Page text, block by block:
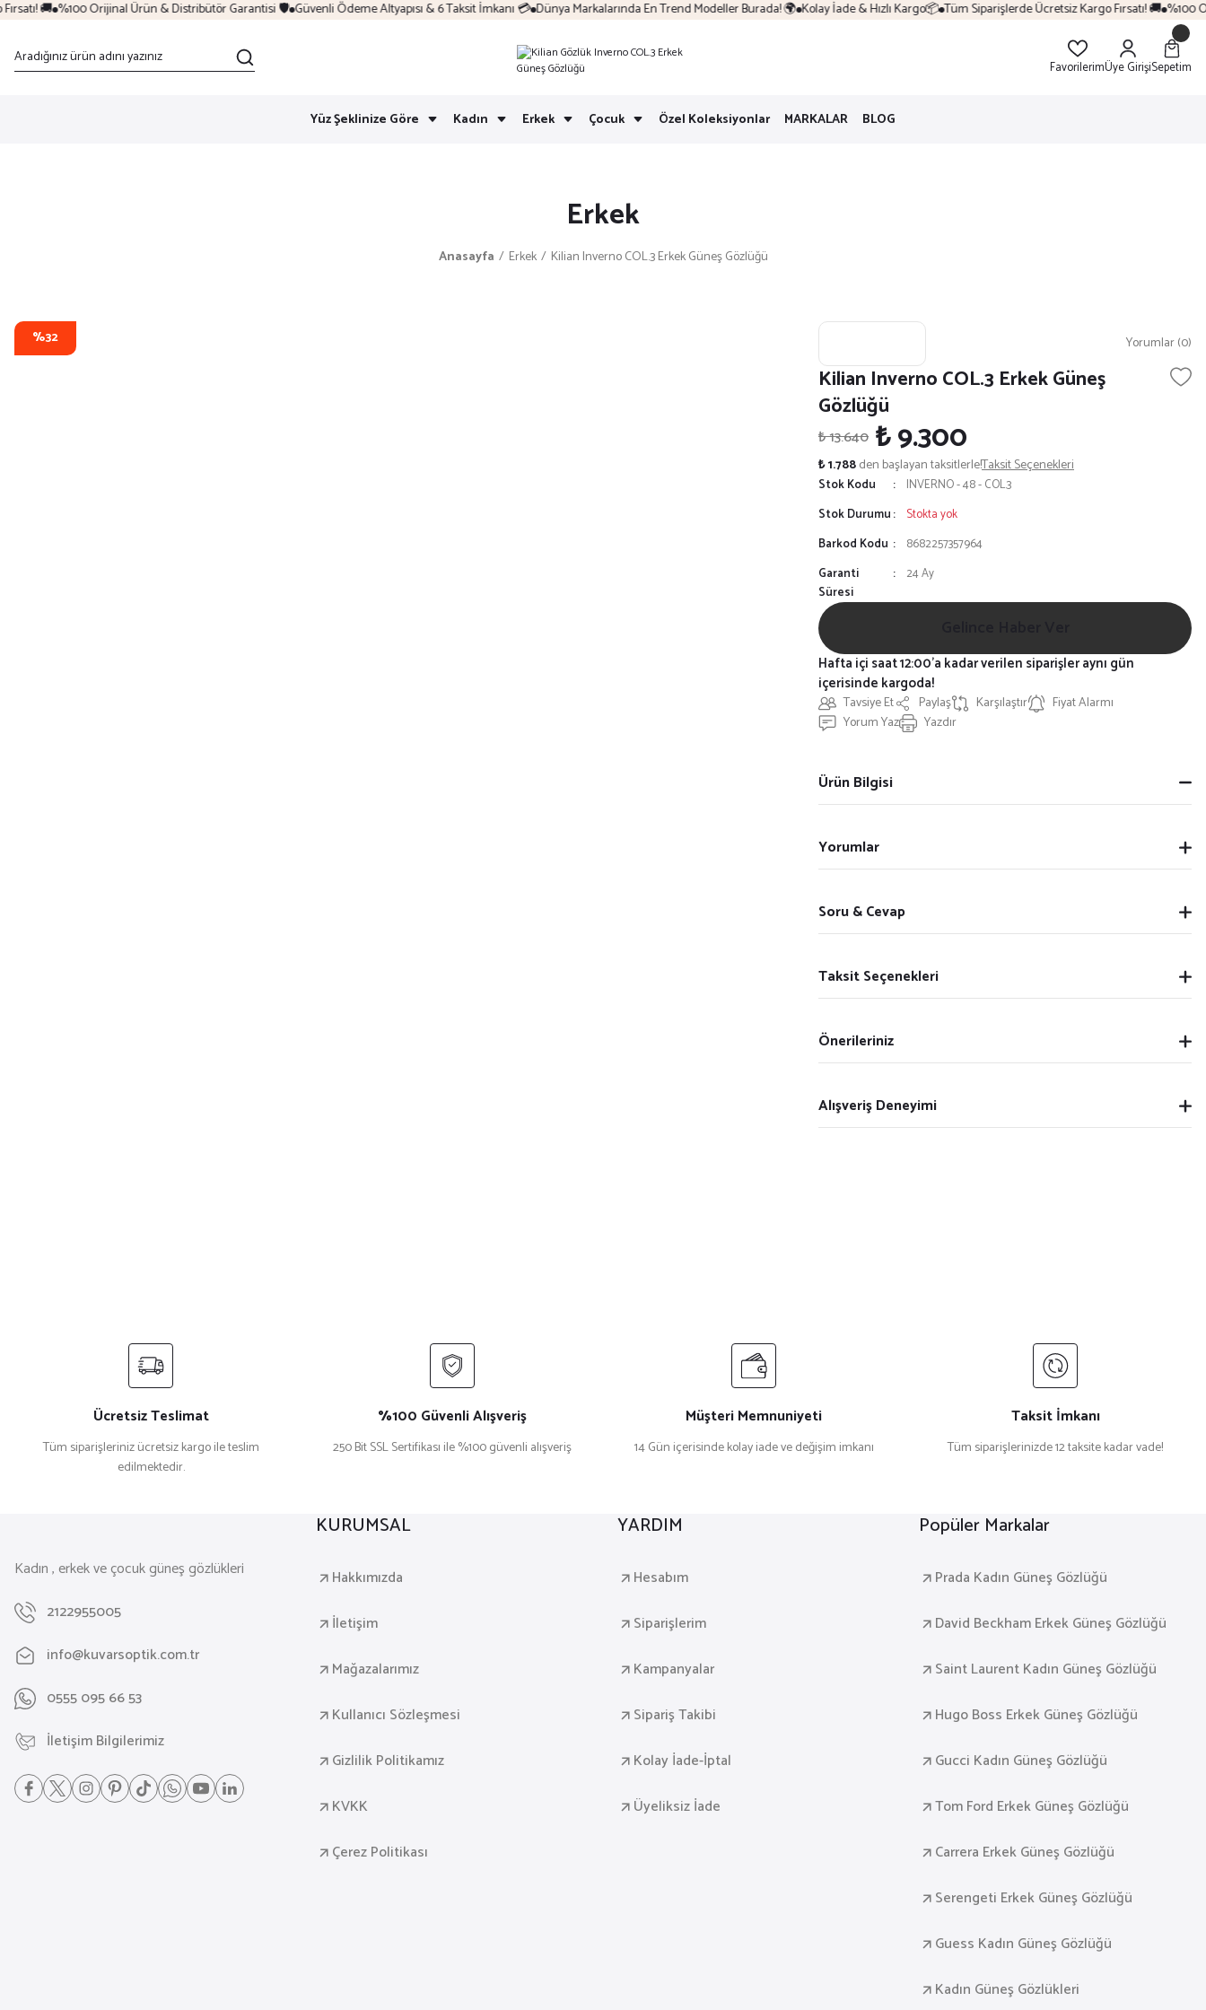
🚚 %100 Orijinal Ürün & Distribütör Garantisi 🛡️ Güvenli Ödeme Altyapısı & 6 Taksit İmkanı 💳 Dünya Markalarında En Trend Modeller Burada! 🌍 Kolay İade & Hızlı Kargo📦 Tüm Siparişlerde Ücretsiz Kargo Fırsatı! 🚚 %100
FavorilerimÜye GirişiSepetim
Yüz Şeklinize Göre Kadın Erkek Çocuk Özel Koleksiyonlar MARKALAR BLOG
Erkek
Anasayfa Erkek Kilian Inverno COL.3 Erkek Güneş Gözlüğü
%32 Yorumlar (0)
Kilian Inverno COL.3 Erkek Güneş
Gözlüğü
₺ 13.640 ₺ 9.300
₺ 1.788den başlayan taksitlerle!Taksit Seçenekleri
Stok Kodu
INVERNO - 48 - COL.3
Stok Durumu
Stokta yok
Barkod Kodu
8682257357964
Garanti
Süresi
24 Ay
Tavsiye Et Paylaş Karşılaştır
Fiyat Alarmı
Yorum Yaz
Yazdır
Hafta içi saat 12:00'a kadar verilen siparişler aynı gün
içerisinde kargoda!
Ürün Bilgisi
Yorumlar
Soru & Cevap
Taksit Seçenekleri
Önerileriniz
Alışveriş Deneyimi
Ücretsiz Teslimat
Tüm siparişleriniz ücretsiz kargo ile teslim
edilmektedir.
%100 Güvenli Alışveriş
250 Bit SSL Sertifikası ile %100 güvenli alışveriş
Müşteri Memnuniyeti
14 Gün içerisinde kolay iade ve değişim imkanı
Taksit İmkanı
Tüm siparişlerinizde 12 taksite kadar vade!
Kadın , erkek ve çocuk güneş gözlükleri
2122955005
info@kuvarsoptik.com.tr
0555 095 66 53
İletişim Bilgilerimiz
KURUMSAL
Hakkımızda
İletişim
Mağazalarımız
Kullanıcı Sözleşmesi
Gizlilik Politikamız
KVKK
Çerez Politikası
YARDIM
Hesabım
Siparişlerim
Kampanyalar
Sipariş Takibi
Kolay İade-İptal
Üyeliksiz İade
Popüler Markalar
Prada Kadın Güneş Gözlüğü
David Beckham Erkek Güneş Gözlüğü
Saint Laurent Kadın Güneş Gözlüğü
Hugo Boss Erkek Güneş Gözlüğü
Gucci Kadın Güneş Gözlüğü
Tom Ford Erkek Güneş Gözlüğü
Carrera Erkek Güneş Gözlüğü
Serengeti Erkek Güneş Gözlüğü
Guess Kadın Güneş Gözlüğü
Kadın Güneş Gözlükleri